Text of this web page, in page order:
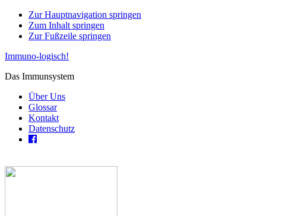
Zur Hauptnavigation springen
Zum Inhalt springen
Zur Fußzeile springen
Immuno-logisch!
Das Immunsystem
Über Uns
Glossar
Kontakt
Datenschutz